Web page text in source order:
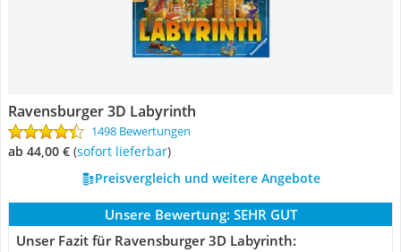
Ravensburger 3D Labyrinth
1498 Bewertungen
ab 44,00 € ( Sofort lieferbar)
Preisvergleich und weitere Angebote
Unsere Bewertung: SEHR GUT
Unser Fazit für Ravensburger 3D Labyrinth: